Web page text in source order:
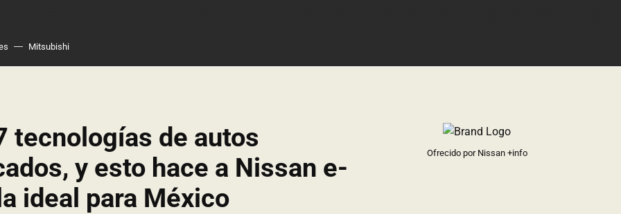
Mitsubishi
Ofrecido por Nissan +info
tecnologías de autos
y esto hace a Nissan e-
ideal para México